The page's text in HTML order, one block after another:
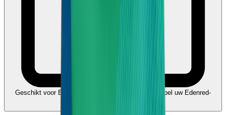
Geschikt voor Ecocheques en Cadeaucheques
Koppel uw Edenred-